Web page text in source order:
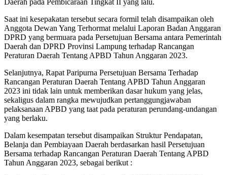
Daerah pada Pembicaraan Tingkat II yang lalu.
Saat ini kesepakatan tersebut secara formil telah disampaikan oleh
Anggota Dewan Yang Terhormat melalui Laporan Badan Anggaran
DPRD yang bermuara pada Persetujuan Bersama antara Pemerintah
Daerah dan DPRD Provinsi Lampung terhadap Rancangan
Peraturan Daerah Tentang APBD Tahun Anggaran 2023.
Selanjutnya, Rapat Paripurna Persetujuan Bersama Terhadap
Rancangan Peraturan Daerah Tentang APBD Tahun Anggaran
2023 ini tidak lain untuk memberikan dasar hukum yang jelas,
sekaligus dalam rangka mewujudkan pertanggungjawaban
pelaksanaan APBD yang taat pada peraturan perundang-undangan
yang berlaku.
Dalam kesempatan tersebut disampaikan Struktur Pendapatan,
Belanja dan Pembiayaan Daerah berdasarkan hasil Persetujuan
Bersama terhadap Rancangan Peraturan Daerah Tentang APBD
Tahun Anggaran 2023, sebagai berikut :